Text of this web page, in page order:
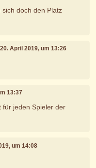
doch den Platz
April 2019, um 13:26
13:37
für jeden Spieler der
um 14:08